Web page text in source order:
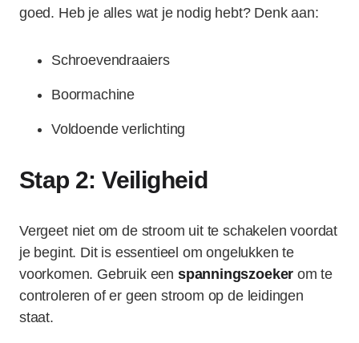
goed. Heb je alles wat je nodig hebt? Denk aan:
Schroevendraaiers
Boormachine
Voldoende verlichting
Stap 2: Veiligheid
Vergeet niet om de stroom uit te schakelen voordat
je begint. Dit is essentieel om ongelukken te
voorkomen. Gebruik een spanningszoeker om te
controleren of er geen stroom op de leidingen
staat.